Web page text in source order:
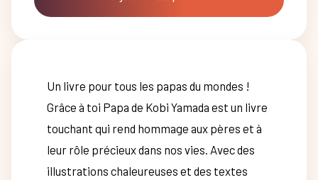
à
toi
Un livre pour tous les papas du mondes !
Grâce à toi Papa de Kobi Yamada est un livre
touchant qui rend hommage aux pères et à
leur rôle précieux dans nos vies. Avec des
illustrations chaleureuses et des textes